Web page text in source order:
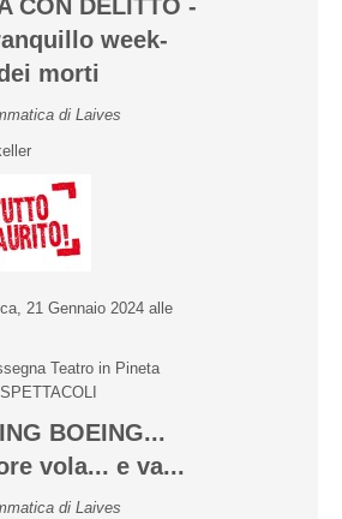
CON DELITTO -
week-
morti
di Laives
21 Gennaio 2024 alle
Teatro in Pineta
BOEING...
vola... e va...
di Laives